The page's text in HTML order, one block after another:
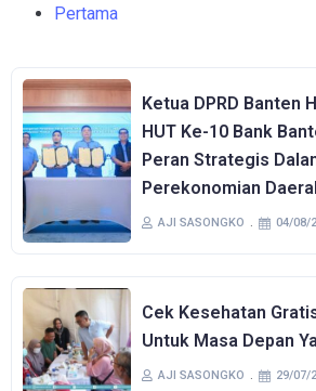
Pertama
Ketua DPRD Banten
HUT Ke-10 Bank
Peran Strategis
Perekonomian
AJI SASONGKO 04/08/
Cek Kesehatan
Untuk Masa Depan
AJI SASONGKO 29/07/